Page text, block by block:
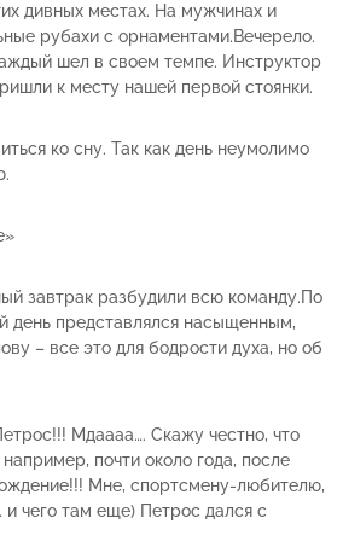
дивных местах. На мужчинах и
рубахи с орнаментами.Вечерело.
шел в своем темпе. Инструктор
к месту нашей первой стоянки.
ко сну. Так как день неумолимо
завтрак разбудили всю команду.По
день представлялся насыщенным,
– все это для бодрости духа, но об
Мдаааа…. Скажу честно, что
почти около года, после
Мне, спортсмену-любителю,
и чего там еще) Петрос дался с